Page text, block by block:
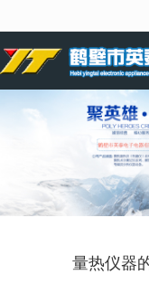
首页 产品展示
量热仪器